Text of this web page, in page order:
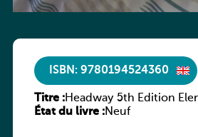
ISBN: 9780194524360
Titre :Headway 5th Edition
and Literature Companion
État du livre :Neuf